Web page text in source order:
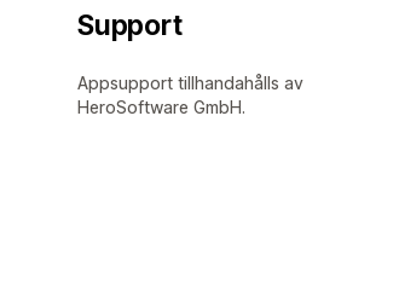
Support
Appsupport tillhandahålls av
HeroSoftware GmbH.